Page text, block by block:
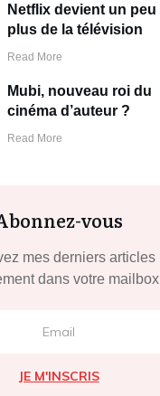
Netflix devient un peu
plus de la télévision
Read More
Mubi, nouveau roi du
cinéma d’auteur ?
Read More
vous
mes derniers articles
dans votre mailbox
JE M'INSCRIS